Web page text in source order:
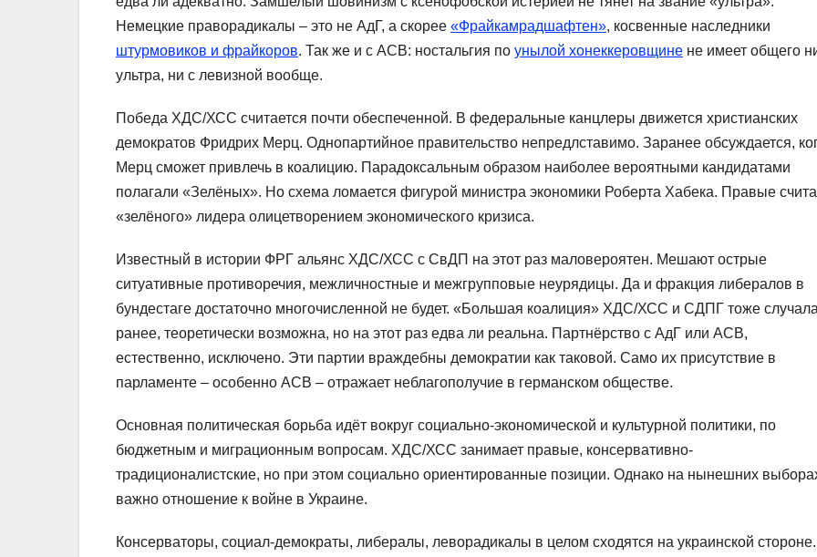
Немецкие праворадикалы – это не АдГ, а скорее «Фрайкамрадшафтен», косвенные наследники
штурмовиков и фрайкоров. Так же и с АСВ: ностальгия по унылой хонеккеровщине не имеет общего
ультра, ни с левизной вообще.
Победа ХДС/ХСС считается почти обеспеченной. В федеральные канцлеры движется христианских
демократов Фридрих Мерц. Однопартийное правительство непредлставимо. Заранее обсуждается,
Мерц сможет привлечь в коалицию. Парадоксальным образом наиболее вероятными кандидатами
полагали «Зелёных». Но схема ломается фигурой министра экономики Роберта Хабека. Правые
«зелёного» лидера олицетворением экономического кризиса.
Известный в истории ФРГ альянс ХДС/ХСС с СвДП на этот раз маловероятен. Мешают острые
ситуативные противоречия, межличностные и межгрупповые неурядицы. Да и фракция либералов в
бундестаге достаточно многочисленной не будет. «Большая коалиция» ХДС/ХСС и СДПГ тоже
ранее, теоретически возможна, но на этот раз едва ли реальна. Партнёрство с АдГ или АСВ,
естественно, исключено. Эти партии враждебны демократии как таковой. Само их присутствие в
парламенте – особенно АСВ – отражает неблагополучие в германском обществе.
Основная политическая борьба идёт вокруг социально-экономической и культурной политики, по
бюджетным и миграционным вопросам. ХДС/ХСС занимает правые, консервативно-
традиционалистские, но при этом социально ориентированные позиции. Однако на нынешних
важно отношение к войне в Украине.
Консерваторы, социал-демократы, либералы, леворадикалы в целом сходятся на украинской стороне.